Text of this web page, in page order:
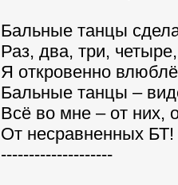
Бальные танцы
Раз, два, три, четыре,
Я откровенно
Бальные танцы –
Всё во мне – от них,
От несравненных БТ!
--------------------